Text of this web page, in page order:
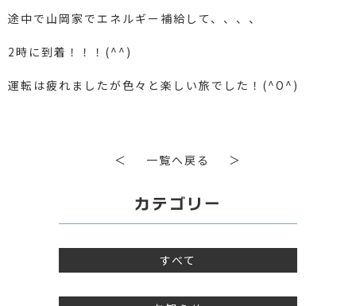
途中で山岡家でエネルギー補給して、、、、
2時に到着！！！(^^)
運転は疲れましたが色々と楽しい旅でした！(^O^)
＜ 一覧へ戻る ＞
カテゴリー
すべて